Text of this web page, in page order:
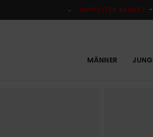
DOPPELTER RABATT
MÄNNER